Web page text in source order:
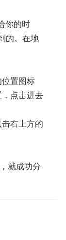
你的时
的。在地
置图标
点击进去
右上方的
就成功分